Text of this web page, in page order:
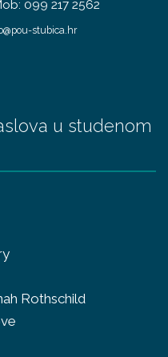
099 217 2562
stubica.hr
u studenom
Rothschild